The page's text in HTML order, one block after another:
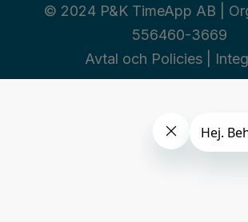
© 2024 P&K TimeApp AB |
556460-3669
Avtal och Policies|